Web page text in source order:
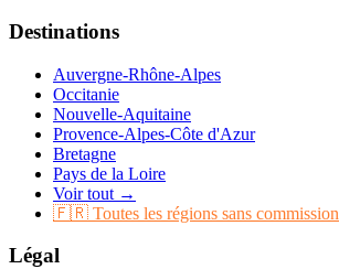
Destinations
Auvergne-Rhône-Alpes
Occitanie
Nouvelle-Aquitaine
Provence-Alpes-Côte d'Azur
Bretagne
Pays de la Loire
Voir tout →
🇫🇷 Toutes les régions sans commission
Légal